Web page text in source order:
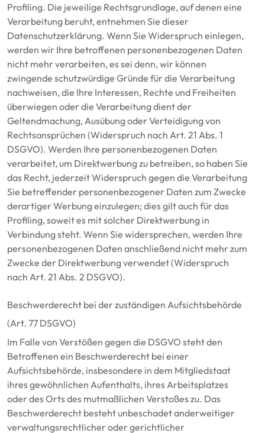
Profiling. Die jeweilige Rechtsgrundlage, auf denen eine
Verarbeitung beruht, entnehmen Sie dieser
Datenschutzerklärung. Wenn Sie Widerspruch einlegen,
werden wir Ihre betroffenen personenbezogenen Daten
nicht mehr verarbeiten, es sei denn, wir können
zwingende schutzwürdige Gründe für die Verarbeitung
nachweisen, die Ihre Interessen, Rechte und Freiheiten
überwiegen oder die Verarbeitung dient der
Geltendmachung, Ausübung oder Verteidigung von
Rechtsansprüchen (Widerspruch nach Art. 21 Abs. 1
DSGVO). Werden Ihre personenbezogenen Daten
verarbeitet, um Direktwerbung zu betreiben, so haben Sie
das Recht, jederzeit Widerspruch gegen die Verarbeitung
Sie betreffender personenbezogener Daten zum Zwecke
derartiger Werbung einzulegen; dies gilt auch für das
Profiling, soweit es mit solcher Direktwerbung in
Verbindung steht. Wenn Sie widersprechen, werden Ihre
personenbezogenen Daten anschließend nicht mehr zum
Zwecke der Direktwerbung verwendet (Widerspruch
nach Art. 21 Abs. 2 DSGVO).
Beschwerderecht bei der zuständigen Aufsichtsbehörde
(Art. 77 DSGVO)
Im Falle von Verstößen gegen die DSGVO steht den
Betroffenen ein Beschwerderecht bei einer
Aufsichtsbehörde, insbesondere in dem Mitgliedstaat
ihres gewöhnlichen Aufenthalts, ihres Arbeitsplatzes
oder des Orts des mutmaßlichen Verstoßes zu. Das
Beschwerderecht besteht unbeschadet anderweitiger
verwaltungsrechtlicher oder gerichtlicher